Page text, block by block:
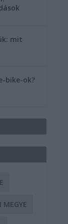
mit
bike-ok?
MEGYE